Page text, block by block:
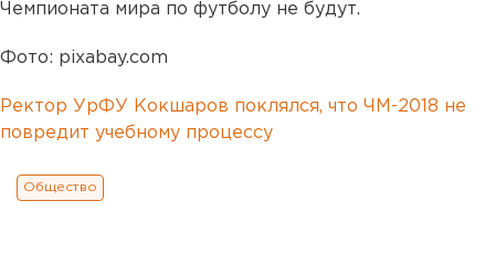
Чемпионата мира по футболу не будут.
Фото: pixabay.com
Ректор УрФУ Кокшаров поклялся, что ЧМ-2018 не
повредит учебному процессу
Общество